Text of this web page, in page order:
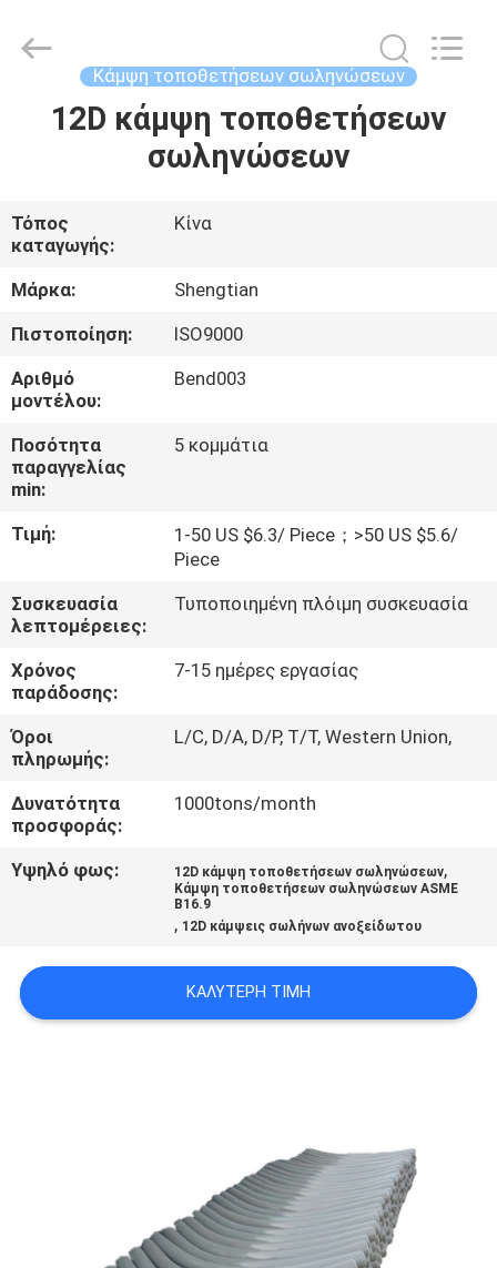
ΑΡΧΙΚΉ
ΠΡΟΪΌΝΤΑ
ΒΊΝΤΕΟ
ΕΜΦΆΝΙΣΗ
VR
ΣΧΕΤΙΚΆ
ΕΜΆΣ
ΓΎΡΟΣ
ΕΡΓΟΣΤΑΣΊΩΝ
ΠΟΙΟΤΙΚΌΣ
ΈΛΕΓΧΟΣ
ΕΠΑΦΉ
ΌΛΕΣ
ΟΙ
ΑΠΟΡΡΉΤΟΥ
Κάμψη τοποθετήσεων σωληνώσεων
12D κάμψη τοποθετήσεων
σωληνώσεων
Τόπος
καταγωγής:
Κίνα
Μάρκα:
Shengtian
Πιστοποίηση:
ISO9000
Αριθμό
μοντέλου:
Bend003
Ποσότητα
παραγγελίας
min:
5 κομμάτια
Τιμή:
1-50 US $6.3/ Piece；>50 US $5.6/
Piece
Συσκευασία
λεπτομέρειες:
Τυποποιημένη πλόιμη συσκευασία
Χρόνος
παράδοσης:
7-15 ημέρες εργασίας
Όροι
πληρωμής:
L/C, D/A, D/P, T/T, Western Union,
Δυνατότητα
προσφοράς:
1000tons/month
Υψηλό φως: 12D κάμψη τοποθετήσεων σωληνώσεων,
Κάμψη τοποθετήσεων σωληνώσεων ASME
B16.9
, 12D κάμψεις σωλήνων ανοξείδωτου
ΚΑΛΎΤΕΡΗ ΤΙΜΉ